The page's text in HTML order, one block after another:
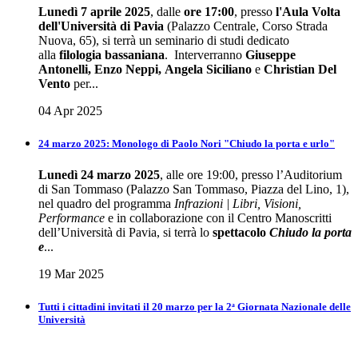
Lunedì 7 aprile 2025, dalle ore 17:00, presso l'Aula Volta
dell'Università di Pavia (Palazzo Centrale, Corso Strada
Nuova, 65), si terrà un seminario di studi dedicato
alla filologia bassaniana. Interverranno Giuseppe
Antonelli, Enzo Neppi, Angela Siciliano e Christian Del
Vento per...
04 Apr 2025
24 marzo 2025: Monologo di Paolo Nori "Chiudo la porta e urlo"
Lunedì 24 marzo 2025, alle ore 19:00, presso l’Auditorium
di San Tommaso (Palazzo San Tommaso, Piazza del Lino, 1),
nel quadro del programma Infrazioni | Libri, Visioni,
Performance e in collaborazione con il Centro Manoscritti
dell’Università di Pavia, si terrà lo spettacolo Chiudo la porta
e...
19 Mar 2025
Tutti i cittadini invitati il 20 marzo per la 2ᵃ Giornata Nazionale delle
Università